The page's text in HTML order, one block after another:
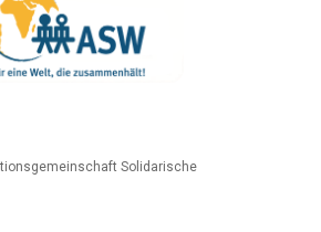
Solidarische